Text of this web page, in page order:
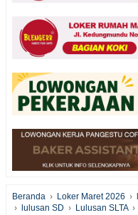
Beranda › Loker Maret 2026 ›
›
lulusan SD › Lulusan SLTA ›